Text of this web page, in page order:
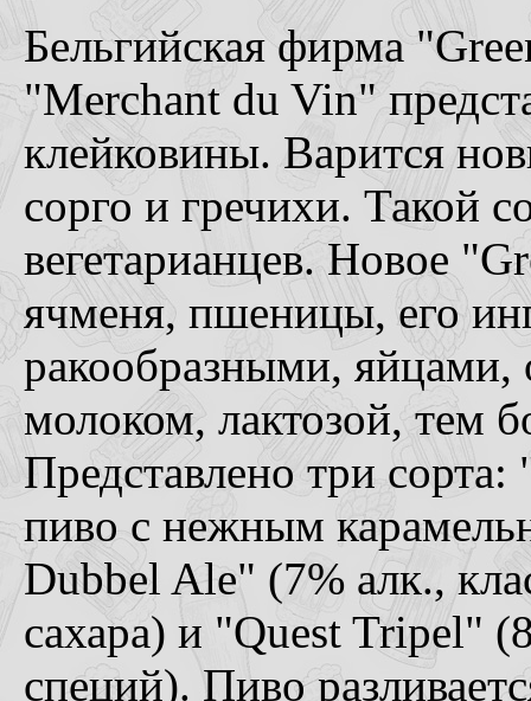
Бельгийская фирма
"Merchant du Vin"
клейковины. Варится
сорго и гречихи. Такой
вегетарианцев. Новое
ячменя, пшеницы, его
ракообразными,
молоком, лактозой, тем
Представлено три
пиво с нежным
Dubbel Ale" (7% алк.,
сахара) и "Quest Tripel"
специй). Пиво